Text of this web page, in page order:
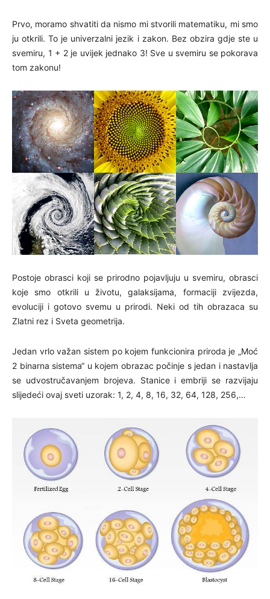
Prvo, moramo shvatiti da nismo mi stvorili matematiku, mi smo
ju otkrili. To je univerzalni jezik i zakon. Bez obzira gdje ste u
svemiru, 1 + 2 je uvijek jednako 3! Sve u svemiru se pokorava
tom zakonu!
Postoje obrasci koji se prirodno pojavljuju u svemiru, obrasci
koje smo otkrili u životu, galaksijama, formaciji zvijezda,
evoluciji i gotovo svemu u prirodi. Neki od tih obrazaca su
Zlatni rez i Sveta geometrija.
Jedan vrlo važan sistem po kojem funkcionira priroda je „Moć
2 binarna sistema“ u kojem obrazac počinje s jedan i nastavlja
se udvostručavanjem brojeva. Stanice i embriji se razvijaju
slijedeći ovaj sveti uzorak: 1, 2, 4, 8, 16, 32, 64, 128, 256,…